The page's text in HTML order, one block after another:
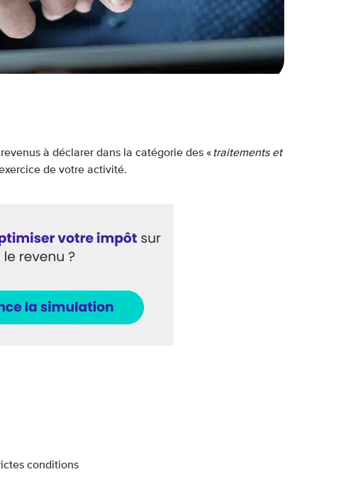
à déclarer dans la catégorie des «traitements et
de votre activité.
conditions